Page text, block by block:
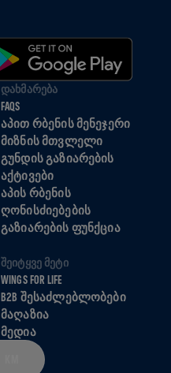
ᲓᲐᲮᲛᲐᲠᲔᲑᲐ
FAQS
ᲐᲞᲘᲗ ᲠᲑᲔᲜᲘᲡ ᲛᲔᲜᲔᲯᲔᲠᲘ
ᲛᲘᲖᲜᲘᲡ ᲛᲗᲕᲚᲔᲚᲘ
ᲒᲣᲜᲓᲘᲡ ᲒᲐᲖᲘᲐᲠᲔᲑᲘᲡ
ᲐᲥᲢᲘᲕᲔᲑᲘ
ᲐᲞᲘᲡ ᲠᲑᲔᲜᲘᲡ
ᲦᲝᲜᲘᲡᲫᲘᲔᲑᲔᲑᲘᲡ
ᲒᲐᲖᲘᲐᲠᲔᲑᲘᲡ ᲤᲣᲜᲥᲪᲘᲐ
ᲨᲔᲘᲢᲧᲕᲔ ᲛᲔᲢᲘ
WINGS FOR LIFE
B2B ᲨᲔᲡᲐᲫᲚᲔᲑᲚᲝᲑᲔᲑᲘ
ᲛᲐᲦᲐᲖᲘᲐ
ᲛᲔᲓᲘᲐ